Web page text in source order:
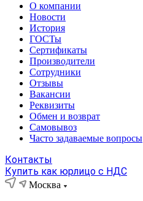
О компании
Новости
История
ГОСТы
Сертификаты
Производители
Сотрудники
Отзывы
Вакансии
Реквизиты
Обмен и возврат
Самовывоз
Часто задаваемые вопросы
Контакты
Купить как юрлицо с НДС
Москва